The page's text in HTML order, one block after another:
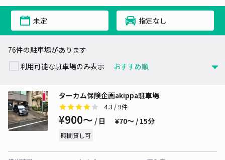
未定 指定なし
76件の駐車場があります
利用可能な駐車場のみ表示
ターカム保険企画akippa駐車場
4.3 / 9件
¥900〜 / 日 ¥70〜 / 15分
時間貸し可